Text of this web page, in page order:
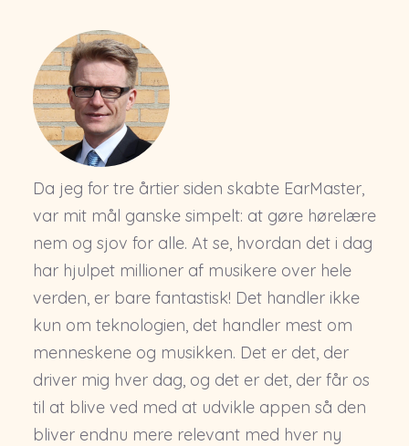
Da jeg for tre årtier siden skabte EarMaster,
var mit mål ganske simpelt: at gøre hørelære
nem og sjov for alle. At se, hvordan det i dag
har hjulpet millioner af musikere over hele
verden, er bare fantastisk! Det handler ikke
kun om teknologien, det handler mest om
menneskene og musikken. Det er det, der
driver mig hver dag, og det er det, der får os
til at blive ved med at udvikle appen så den
bliver endnu mere relevant med hver ny